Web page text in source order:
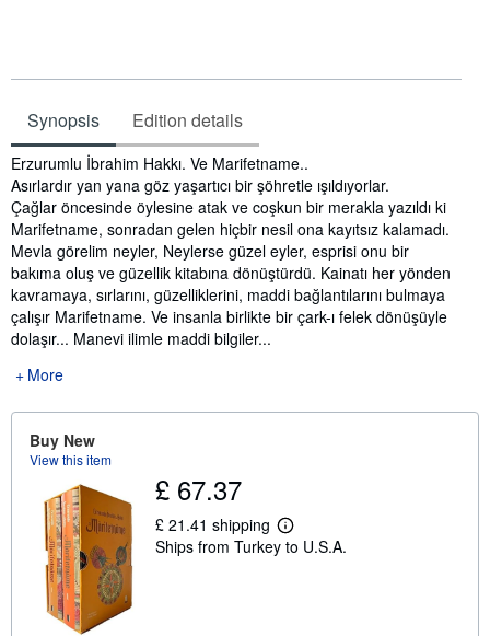
Synopsis Edition details
Synopsis
Erzurumlu İbrahim Hakkı. Ve Marifetname..
Asırlardır yan yana göz yaşartıcı bir şöhretle ışıldıyorlar.
Çağlar öncesinde öylesine atak ve coşkun bir merakla yazıldı ki
Marifetname, sonradan gelen hiçbir nesil ona kayıtsız kalamadı.
Mevla görelim neyler, Neylerse güzel eyler, esprisi onu bir
bakıma oluş ve güzellik kitabına dönüştürdü. Kainatı her yönden
kavramaya, sırlarını, güzelliklerini, maddi bağlantılarını bulmaya
çalışır Marifetname. Ve insanla birlikte bir çark-ı felek dönüşüyle
dolaşır... Manevi ilimle maddi bilgiler...
More
Buy New
View this item
£ 67.37
£ 21.41 shipping
L
e
Ships from Turkey to U.S.A.